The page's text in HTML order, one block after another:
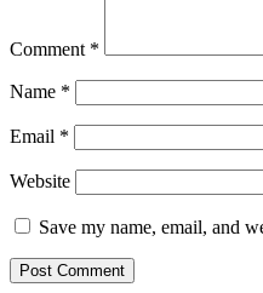
Comment *
Name *
Email *
Website
Save my name, email, and